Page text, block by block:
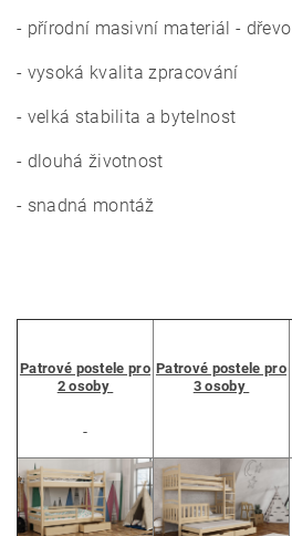
- přírodní masivní materiál - dřevo
- vysoká kvalita zpracování
- velká stabilita a bytelnost
- dlouhá životnost
- snadná montáž
Patrové postele pro
2 osoby
Patrové postele pro
3 osoby